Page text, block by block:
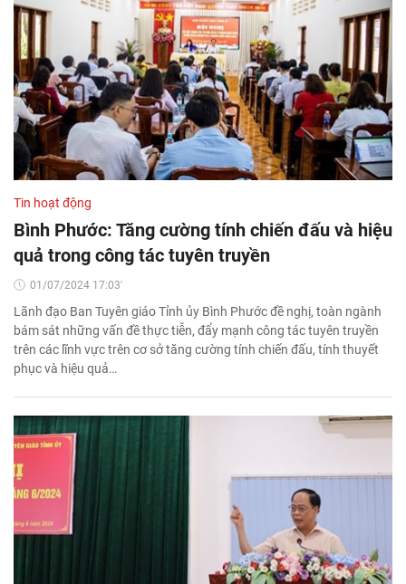
Tin hoạt động
Bình Phước: Tăng cường tính chiến đấu và hiệu
quả trong công tác tuyên truyền
01/07/2024 17:03'
Lãnh đạo Ban Tuyên giáo Tỉnh ủy Bình Phước đề nghị, toàn ngành
bám sát những vấn đề thực tiễn, đẩy mạnh công tác tuyên truyền
trên các lĩnh vực trên cơ sở tăng cường tính chiến đấu, tính thuyết
phục và hiệu quả…